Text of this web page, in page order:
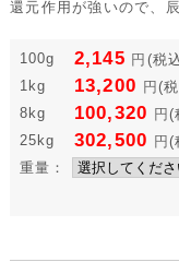
還元作用が強いので、
100g 2,145 円 (税
1kg
13,200 円 (
8kg
100,320 円(
25kg
302,500 円(
重量：